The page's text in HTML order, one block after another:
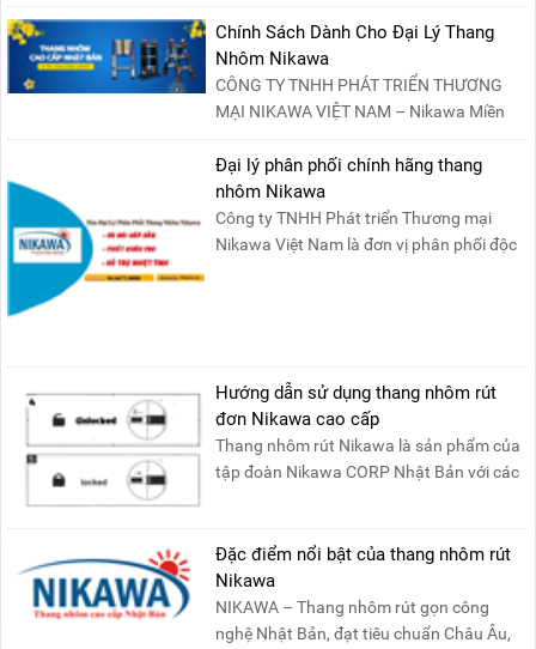
Chính Sách Dành Cho Đại Lý Thang
Nhôm Nikawa
CÔNG TY TNHH PHÁT TRIỂN THƯƠNG
MẠI NIKAWA VIỆT NAM – Nikawa Miền
Bắc: Số 19, Đường Trung ....
Đại lý phân phối chính hãng thang
nhôm Nikawa
Công ty TNHH Phát triển Thương mại
Nikawa Việt Nam là đơn vị phân phối độc
Hướng dẫn sử dụng thang nhôm rút
đơn Nikawa cao cấp
Thang nhôm rút Nikawa là sản phẩm của
tập đoàn Nikawa CORP Nhật Bản với các
Đặc điểm nổi bật của thang nhôm rút
Nikawa
NIKAWA – Thang nhôm rút gọn công
nghệ Nhật Bản, đạt tiêu chuẩn Châu Âu,